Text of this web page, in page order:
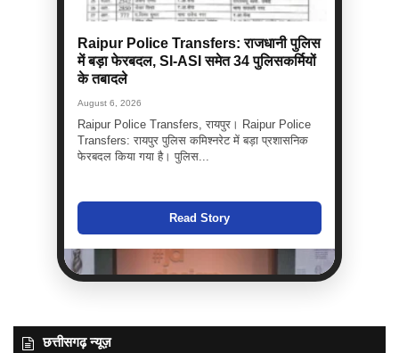
Raipur Police Transfers: राजधानी पुलिस
में बड़ा फेरबदल, SI-ASI समेत 34 पुलिसकर्मियों
के तबादले
August 6, 2026
Raipur Police Transfers, रायपुर। Raipur Police
Transfers: रायपुर पुलिस कमिश्नरेट में बड़ा प्रशासनिक
फेरबदल किया गया है। पुलिस...
Read Story
छत्तीसगढ़ न्यूज़